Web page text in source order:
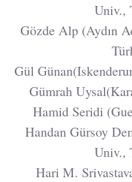
Univ.,
Gözde Alp (Aydın
Gül
Gümrah
Hamid Seridi
Handan Gürsoy
Univ.,
Hari M.